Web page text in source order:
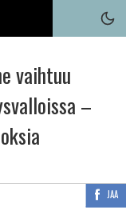
vaihtuu
–
JAA